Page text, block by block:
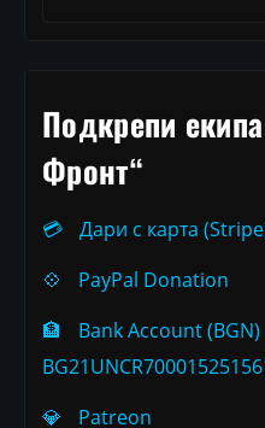
Подкрепи
Фронт“
💳
Дари с карта
💠
PayPal Donation
🏦
Bank Account (BGN)
💎
Patreon